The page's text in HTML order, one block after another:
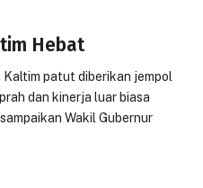
Hebat
Kaltim patut diberikan jempol
dan kinerja luar biasa
Wakil Gubernur